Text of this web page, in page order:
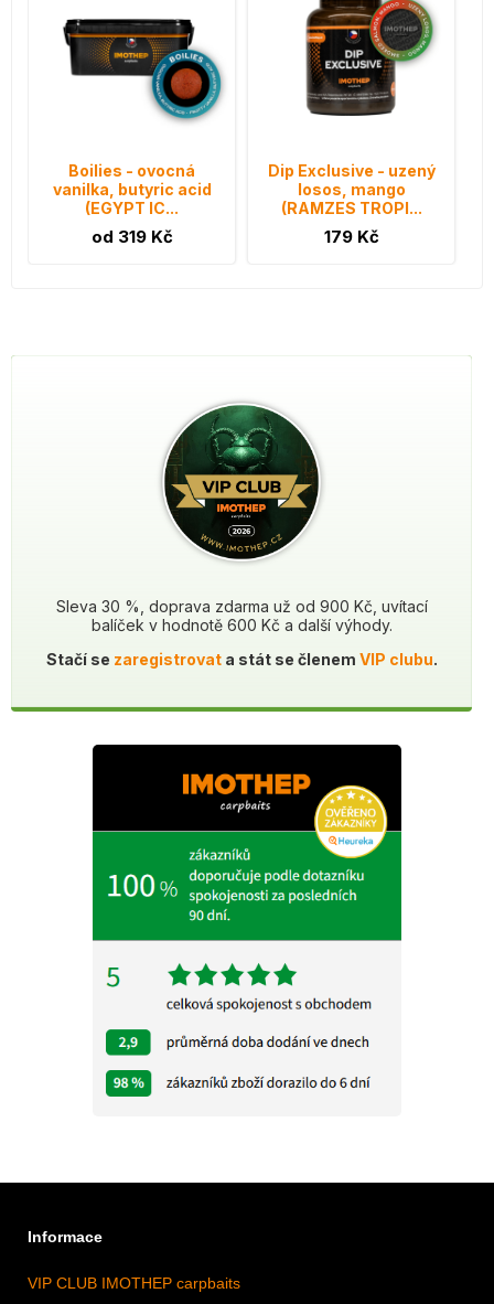
Sleva 30 %, doprava zdarma už od 900 Kč, uvítací
balíček v hodnotě 600 Kč a další výhody.
Stačí se zaregistrovata stát se členem VIP clubu.
Boilies - ovocná
vanilka, butyric acid
(EGYPT IC...
od 319 Kč
Dip Exclusive - uzený
losos, mango
(RAMZES TROPI...
179 Kč
Informace
VIP CLUB IMOTHEP carpbaits